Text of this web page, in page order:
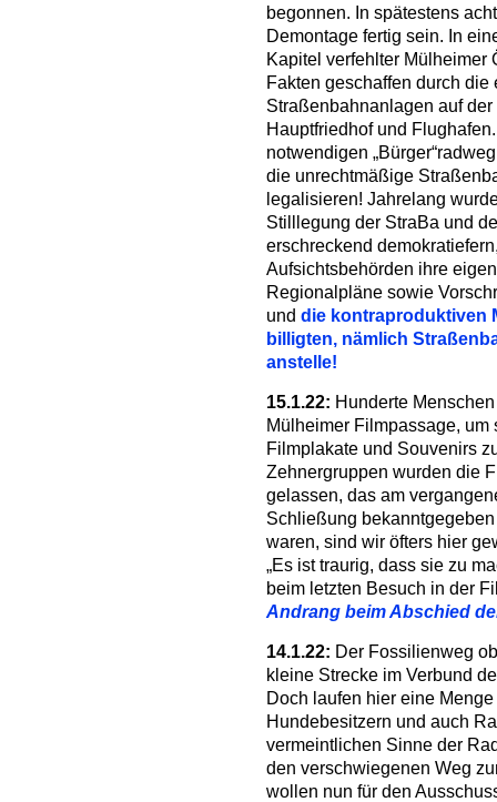
begonnen. In spätestens
Demontage fertig sein. In
Kapitel verfehlter Mülheimer
Fakten geschaffen durch
Straßenbahnanlagen auf
Hauptfriedhof und
notwendigen
die unrechtmäßige
legalisieren! Jahrelang
Stilllegung der StraBa und
erschreckend
Aufsichtsbehörden ihre
Regionalpläne sowie
und die kontraproduktiven
billigten, nämlich
anstelle!
15.1.22: Hunderte
Mülheimer Filmpassage,
Filmplakate und Souvenirs
Zehnergruppen wurden die
gelassen, das am
Schließung
waren, sind wir öfters hier
„Es ist traurig, dass sie zu
beim letzten Besuch in der
Andrang beim Abschied
14.1.22: Der Fossilienweg
kleine Strecke im Verbund
Doch laufen hier eine
Hundebesitzern und auch
vermeintlichen Sinne der
den verschwiegenen Weg
wollen nun für den